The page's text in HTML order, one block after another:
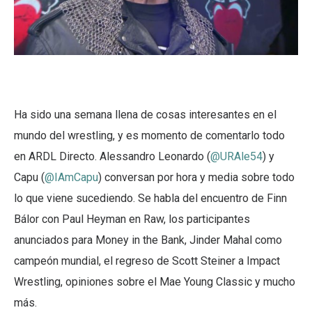
Ha sido una semana llena de cosas interesantes en el
mundo del wrestling, y es momento de comentarlo todo
en ARDL Directo. Alessandro Leonardo (@URAle54) y
Capu (@IAmCapu) conversan por hora y media sobre todo
lo que viene sucediendo. Se habla del encuentro de Finn
Bálor con Paul Heyman en Raw, los participantes
anunciados para Money in the Bank, Jinder Mahal como
campeón mundial, el regreso de Scott Steiner a Impact
Wrestling, opiniones sobre el Mae Young Classic y mucho
más.